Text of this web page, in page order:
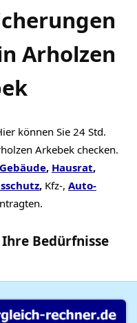
Arholzen
können Sie 24 Std.
Arkebek checken.
Gebäude, Hausrat,
, Kfz-, Auto-
Bedürfnisse